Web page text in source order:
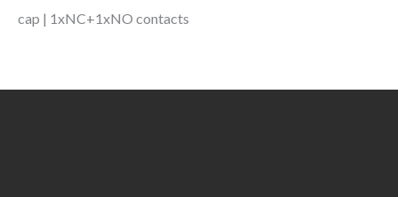
cap | 1xNC+1xNO contacts